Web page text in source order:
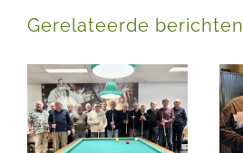
Gerelateerde berichten